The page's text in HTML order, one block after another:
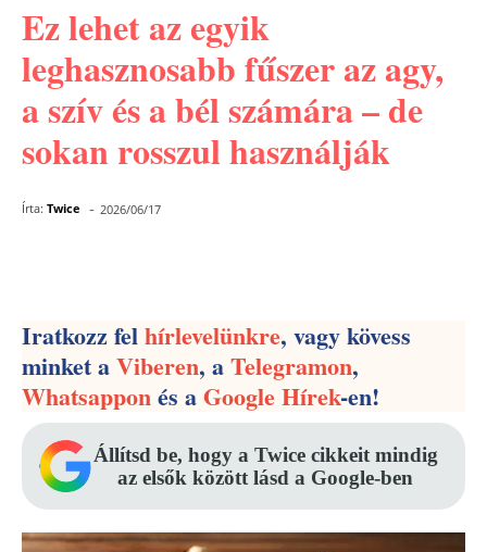
Ez lehet az egyik
leghasznosabb fűszer az agy,
a szív és a bél számára – de
sokan rosszul használják
Írta: Twice - 2026/06/17
Iratkozz felhírlevelünkre, vagy kövess
minket aViberen, aTelegramon,
Whatsapponés aGoogle Hírek-en!
Állítsd be, hogy a Twice cikkeit mindig
az elsők között lásd a Google-ben